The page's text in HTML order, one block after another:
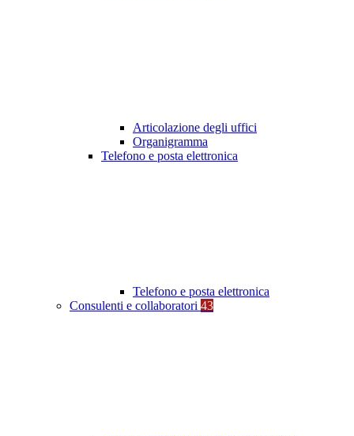
Articolazione degli uffici
Organigramma
Telefono e posta elettronica
Telefono e posta elettronica
Consulenti e collaboratori 43